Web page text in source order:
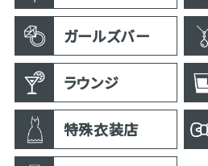
ガールズバー
ラウンジ
特殊衣装店